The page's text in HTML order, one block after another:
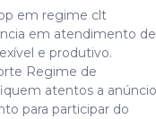
em regime clt
em atendimento de
e produtivo.
Regime de
atentos a
para participar do